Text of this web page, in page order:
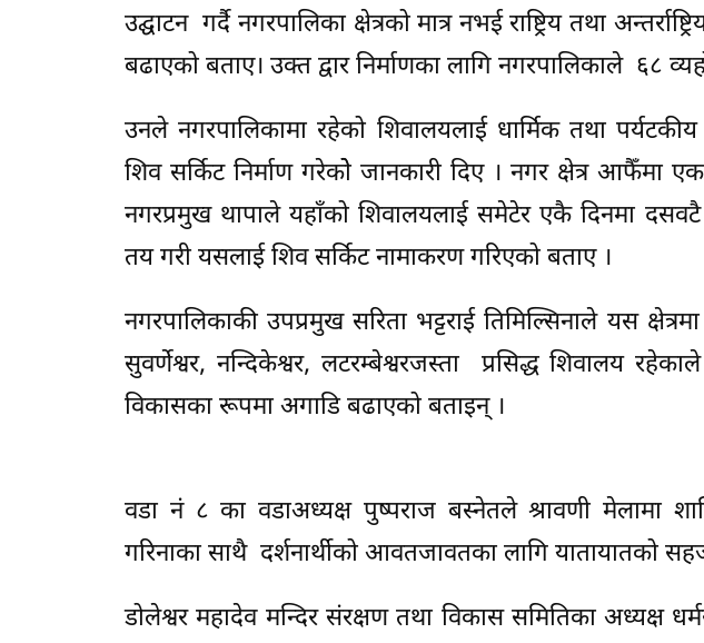
उद्घाटन गर्दै नगरपालिका क्षेत्रको मात्र नभई राष्ट्रिय तथा
बढाएको बताए। उक्त द्वार निर्माणका लागि नगरपालिकाले ६८
उनले नगरपालिकामा रहेको शिवालयलाई धार्मिक तथा
शिव सर्किट निर्माण गरेकोे जानकारी दिए । नगर क्षेत्र आफैँमा
नगरप्रमुख थापाले यहाँको शिवालयलाई समेटेर एकै दिनमा
तय गरी यसलाई शिव सर्किट नामाकरण गरिएको बताए ।
नगरपालिकाकी उपप्रमुख सरिता भट्टराई तिमिल्सिनाले यस
सुवर्णेश्वर, नन्दिकेश्वर, लटरम्बेश्वरजस्ता प्रसिद्ध शिवालय
विकासका रूपमा अगाडि बढाएको बताइन् ।
वडा नं ८ का वडाअध्यक्ष पुष्पराज बस्नेतले श्रावणी मेलामा
गरिनाका साथै दर्शनार्थीको आवतजावतका लागि यातायातको
डोलेश्वर महादेव मन्दिर संरक्षण तथा विकास समितिका अध्यक्ष